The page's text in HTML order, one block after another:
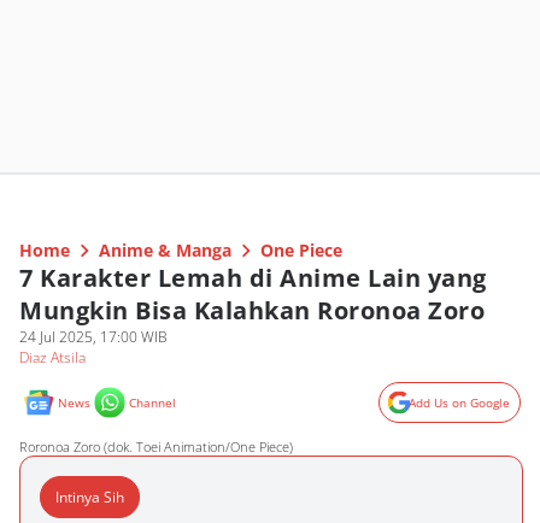
Home Anime & Manga One Piece
7 Karakter Lemah di Anime Lain yang
Mungkin Bisa Kalahkan Roronoa Zoro
24 Jul 2025, 17:00 WIB
Diaz Atsila
News Channel Add Us on Google
Roronoa Zoro (dok. Toei Animation/One Piece)
Intinya Sih